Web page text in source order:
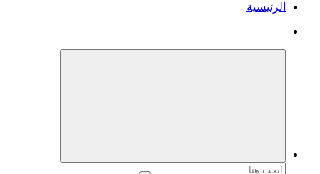
الرئيسية
البحث